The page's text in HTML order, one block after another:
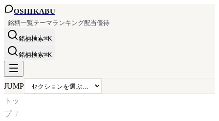
OSHIKABU
銘柄一覧テーマランキング配当優待
銘柄検索⌘K
銘柄検索⌘K
JUMP
トッ
プ